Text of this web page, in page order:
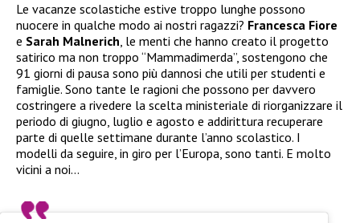
Le vacanze scolastiche estive troppo lunghe possono
nuocere in qualche modo ai nostri ragazzi? Francesca Fiore
e Sarah Malnerich, le menti che hanno creato il progetto
satirico ma non troppo “Mammadimerda”, sostengono che
91 giorni di pausa sono più dannosi che utili per studenti e
famiglie. Sono tante le ragioni che possono per davvero
costringere a rivedere la scelta ministeriale di riorganizzare il
periodo di giugno, luglio e agosto e addirittura recuperare
parte di quelle settimane durante l’anno scolastico. I
modelli da seguire, in giro per l’Europa, sono tanti. E molto
vicini a noi…